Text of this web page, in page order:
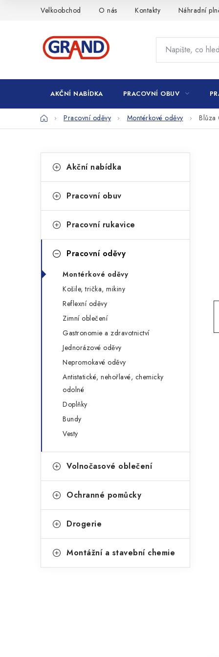
Velkoobchod O nás Kontakty Náhradní
AKČNÍ NABÍDKA PRACOVNÍ OBUV
DomůPracovní oděvy Montérkové oděvy Blůza
o
t
r
n
kategorie
a
e
o
i
Akční nabídka
Pracovní obuv
Pracovní rukavice
Pracovní oděvy
Montérkové oděvy
Košile, trička, mikiny
Reflexní oděvy
Zimní oblečení
Gastronomie a zdravotnictví
Jednorázové oděvy
Nepromokavé oděvy
Antistatické, nehořlavé, chemicky
odolné
Doplňky
Bundy
Vesty
Volnočasové oblečení
Ochranné pomůcky
Drogerie
Montážní a stavební chemie